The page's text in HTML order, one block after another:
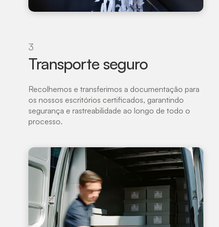
3
Transporte seguro
Recolhemos e transferimos a documentação para
os nossos escritórios certificados, garantindo
segurança e rastreabilidade ao longo de todo o
processo.